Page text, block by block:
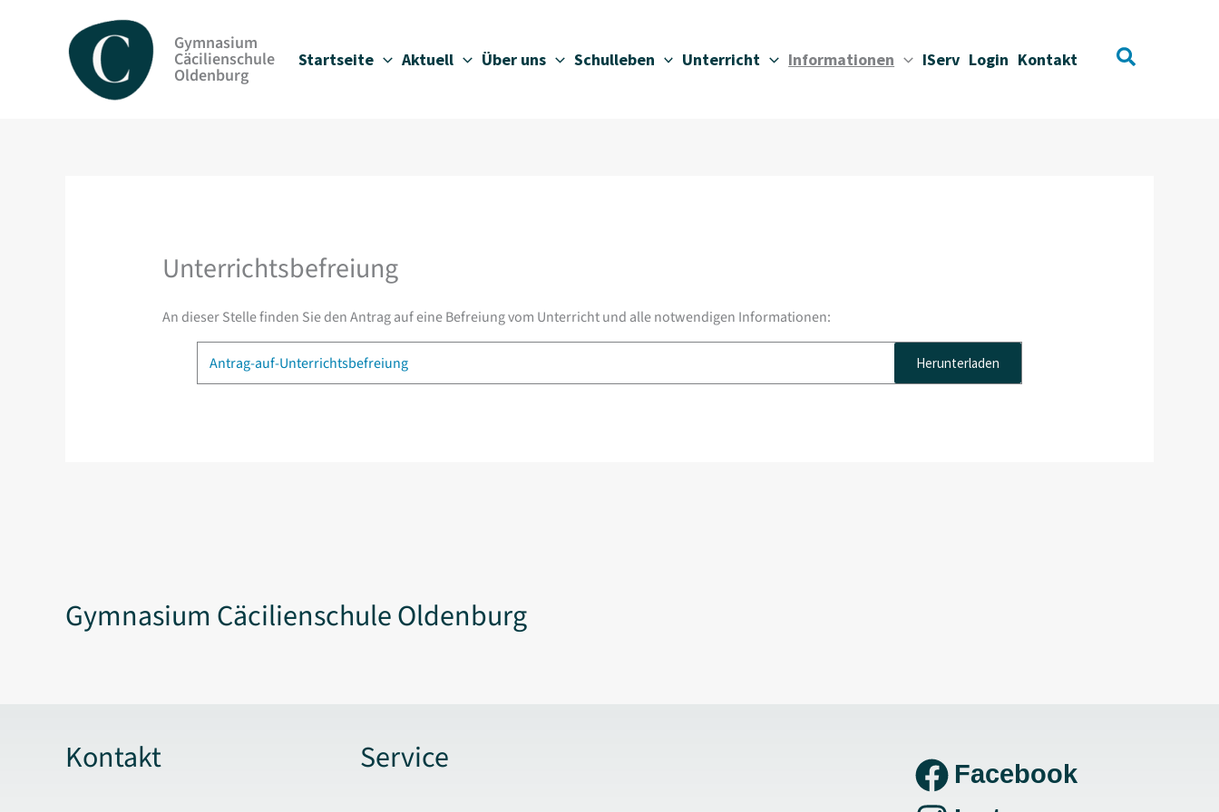
Gymnasium
Cäcilienschule
Oldenburg
Startseite Aktuell Über uns Schulleben Unterricht Informationen IServ Login Kontakt Suchen
Unterrichtsbefreiung
An dieser Stelle finden Sie den Antrag auf eine Befreiung vom Unterricht und alle notwendigen Informationen:
Antrag-auf-Unterrichtsbefreiung Herunterladen
Gymnasium Cäcilienschule Oldenburg
Kontakt Service
Facebook